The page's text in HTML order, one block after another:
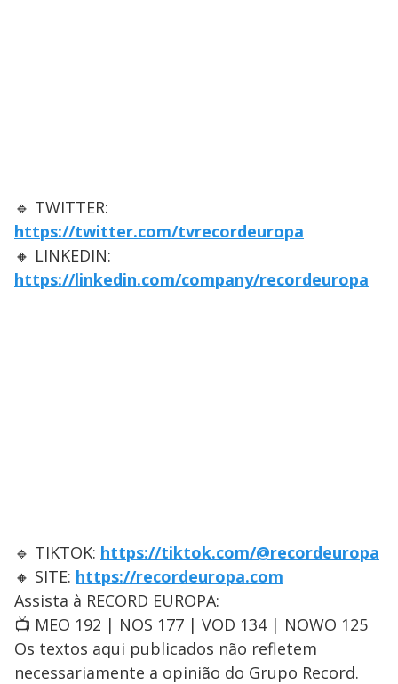
🔹 TWITTER:
https://twitter.com/tvrecordeuropa
🔸 LINKEDIN:
https://linkedin.com/company/recordeuropa
🔹 TIKTOK: https://tiktok.com/@recordeuropa
🔸 SITE: https://recordeuropa.com
Assista à RECORD EUROPA:
📺 MEO 192 | NOS 177 | VOD 134 | NOWO 125
Os textos aqui publicados não refletem
necessariamente a opinião do Grupo Record.